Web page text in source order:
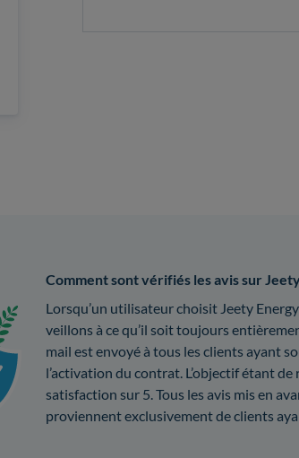
Comment sont vérifiés les avis sur
Lorsqu’un utilisateur choisit Jeety
veillons à ce qu’il soit toujours
mail est envoyé à tous les clients ayant
l’activation du contrat. L’objectif étant
satisfaction sur 5. Tous les avis mis en
proviennent exclusivement de clients